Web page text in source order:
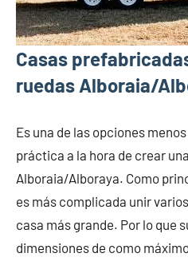
Casas
ruedas Alboraia/
Es una de las opciones
práctica a la hora de crear
Alboraia/Alboraya. Como
es más complicada unir
casa más grande. Por lo que
dimensiones de como